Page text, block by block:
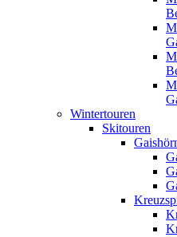
Wintertouren
Skitouren